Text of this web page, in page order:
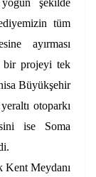
yoğun şekilde
tüm
ayırması
bir projeyi tek
Büyükşehir
otoparkı
ise Soma
Kent Meydanı